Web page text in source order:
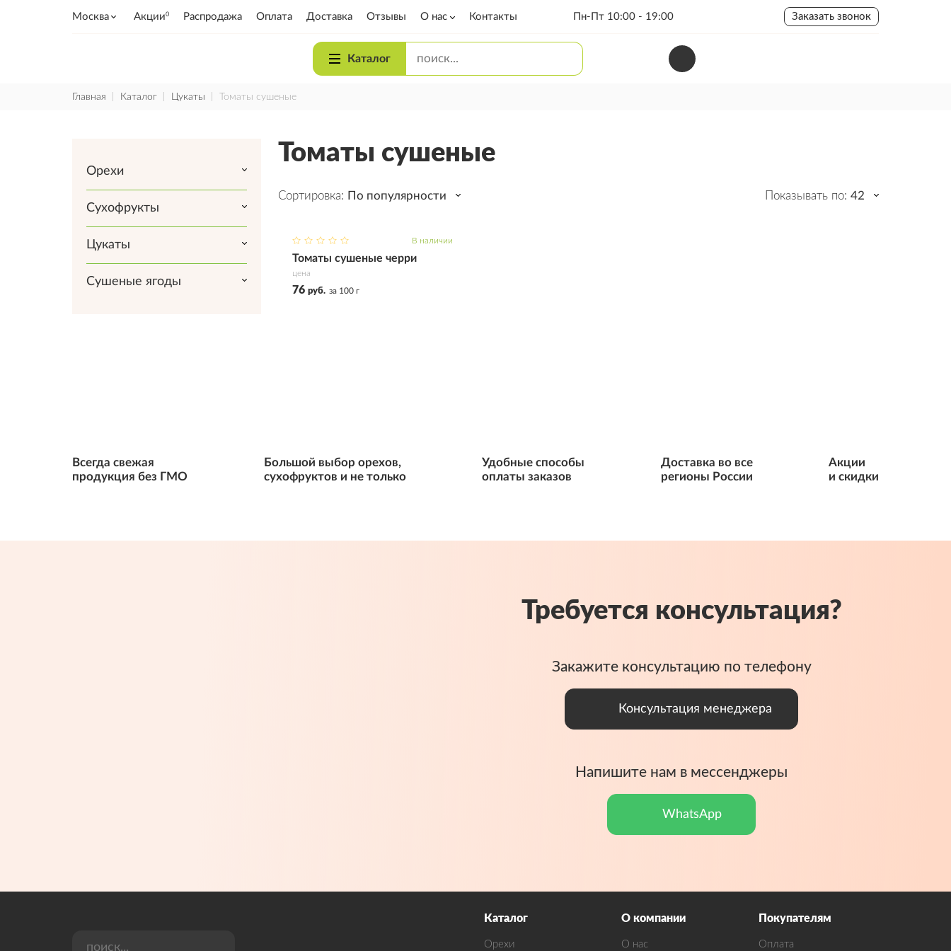
Москва Акции0 Распродажа Оплата Доставка Отзывы О нас
Блог
Вакансии
Контакты Пн-Пт 10:00 - 19:00 Заказать звонок
Каталог
Главная Каталог Цукаты Томаты сушеные
Томаты сушеные
Сортировка: По популярности Показывать по: 42
Купить В наличии
Томаты сушеные черри
цена
76 руб. за 100 г
Орехи
Сухофрукты
Цукаты
Сушеные ягоды
Всегда свежая
продукция без ГМО
Большой выбор орехов,
сухофруктов и не только
Удобные способы
оплаты заказов
Доставка во все
регионы России
Акции
и скидки
Требуется консультация?
Закажите консультацию по телефону
Консультация менеджера
Напишите нам в мессенджеры
WhatsApp
Каталог
Орехи
О компании
О нас
Покупателям
Оплата